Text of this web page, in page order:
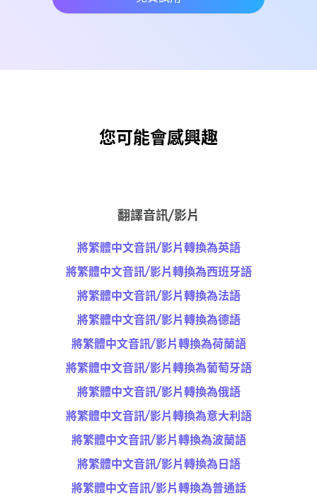
您可能會感興趣
翻譯音訊/影片
將繁體中文音訊/影片轉換為英語
將繁體中文音訊/影片轉換為西班牙語
將繁體中文音訊/影片轉換為法語
將繁體中文音訊/影片轉換為德語
將繁體中文音訊/影片轉換為荷蘭語
將繁體中文音訊/影片轉換為葡萄牙語
將繁體中文音訊/影片轉換為俄語
將繁體中文音訊/影片轉換為意大利語
將繁體中文音訊/影片轉換為波蘭語
將繁體中文音訊/影片轉換為日語
將繁體中文音訊/影片轉換為普通話